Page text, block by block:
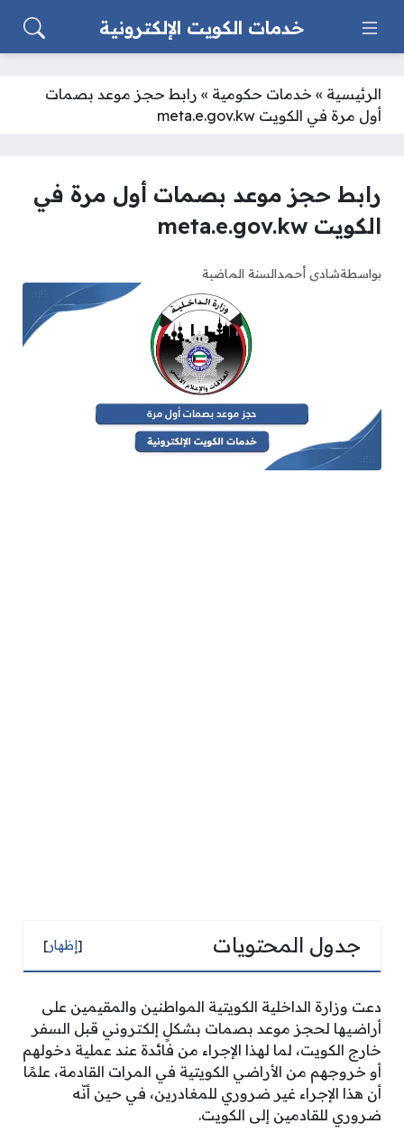
خدمات الكويت الإلكترونية
الرئيسية » خدمات حكومية » رابط حجز موعد بصمات
أول مرة في الكويت meta.e.gov.kw
رابط حجز موعد بصمات أول مرة في
الكويت meta.e.gov.kw
بواسطةشادي أحمدالسنة الماضية
جدول المحتويات [إظهار]
دعت وزارة الداخلية الكويتية المواطنين والمقيمين على
أراضيها لحجز موعد بصمات بشكلٍ إلكتروني قبل السفر
خارج الكويت، لما لهذا الإجراء من فائدة عند عملية دخولهم
أو خروجهم من الأراضي الكويتية في المرات القادمة، علمًا
أن هذا الإجراء غير ضروري للمغادرين، في حين أنّه
ضروري للقادمين إلى الكويت.